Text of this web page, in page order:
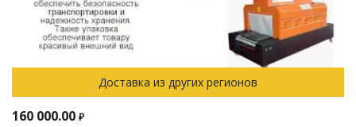
Доставка из других регионов
160 000.00 ₽